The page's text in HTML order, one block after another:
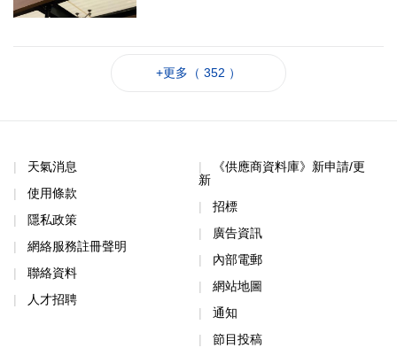
+更多（ 352 ）
天氣消息
使用條款
隱私政策
網絡服務註冊聲明
聯絡資料
人才招聘
《供應商資料庫》新申請/更
新
招標
廣告資訊
內部電郵
網站地圖
通知
節目投稿